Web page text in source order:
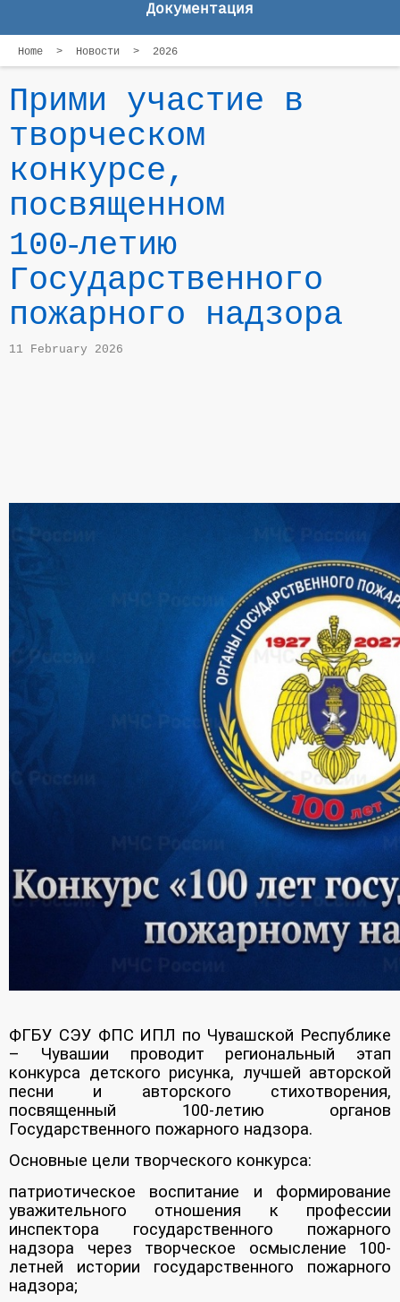
Документация
Home > Новости > 2026
Прими участие в
творческом
конкурсе,
посвященном
100‑летию
Государственного
пожарного надзора
11 February 2026
ФГБУ СЭУ ФПС ИПЛ по Чувашской Республике
– Чувашии проводит региональный этап
конкурса детского рисунка, лучшей авторской
песни и авторского стихотворения,
посвященный 100-летию органов
Государственного пожарного надзора.
Основные цели творческого конкурса:
патриотическое воспитание и формирование
уважительного отношения к профессии
инспектора государственного пожарного
надзора через творческое осмысление 100-
летней истории государственного пожарного
надзора;